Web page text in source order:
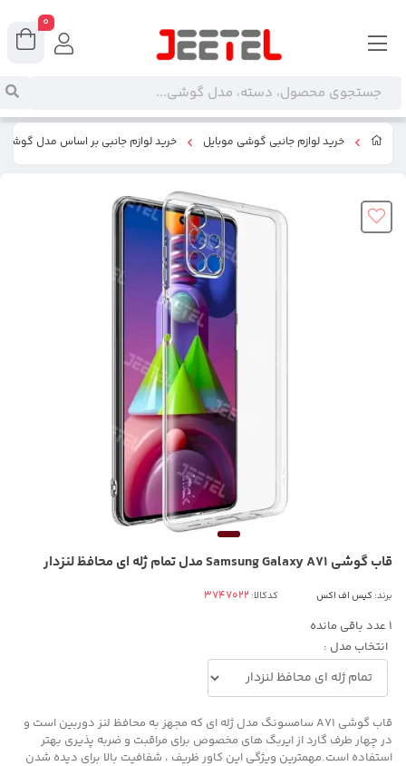
خرید لوازم جانبی گوشی موبایل خرید لوازم جانبی بر اساس مدل گوشی
قاب گوشی Samsung Galaxy A71 مدل تمام ژله ای محافظ لنزدار
برند: کیس اف اکس کدکالا:
1 عدد باقی مانده
انتخاب مدل :
قاب گوشی A71 سامسونگ مدل ژله ای که مجهز به محافظ لنز دوربین است و
در چهار طرف گارد از ایربگ های مخصوص برای مراقبت و ضربه پذیری بهتر
استفاده است.مهمترین ویژگی این کاور ظریف ، شفافیت بالا برای دیده شدن
0